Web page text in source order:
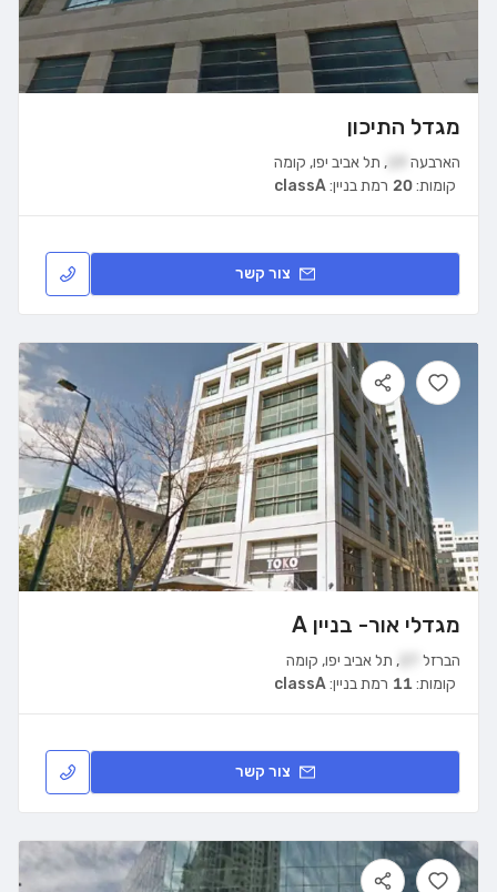
מגדל התיכון
הארבעה , תל אביב יפו, קומה
רמת בניין:classA קומות:20
צור קשר
מגדלי אור- בניין A
הברזל , תל אביב יפו, קומה
רמת בניין:classA קומות:11
צור קשר